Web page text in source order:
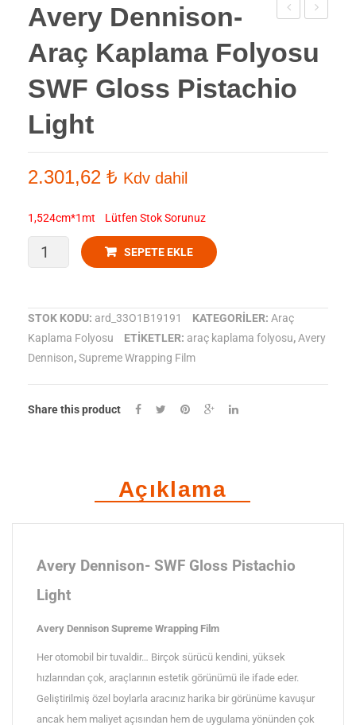
Araç
Folyosu
Araç
Avery Dennison-
Araç Kaplama Folyosu
SWF Gloss Pistachio
Light
2.301,62 ₺ Kdv dahil
1,524cm*1mt Lütfen Stok Sorunuz
Avery
Araç
Kaplama
SWF
adet
SEPETE EKLE
STOK KODU: ard_33O1B19191 KATEGORILER: Araç
Kaplama Folyosu
ETIKETLER: araç kaplama folyosu, Avery
Dennison,Supreme Wrapping Film
Share this product
Açıklama
Avery Dennison- SWF Gloss Pistachio
Light
Avery Dennison Supreme Wrapping Film
Her otomobil bir tuvaldir… Birçok sürücü kendini, yüksek
hızlarından çok, araçlarının estetik görünümü ile ifade eder.
Geliştirilmiş özel boylarla aracınız harika bir görünüme kavuşur
ancak hem maliyet açısından hem de uygulama yönünden çok